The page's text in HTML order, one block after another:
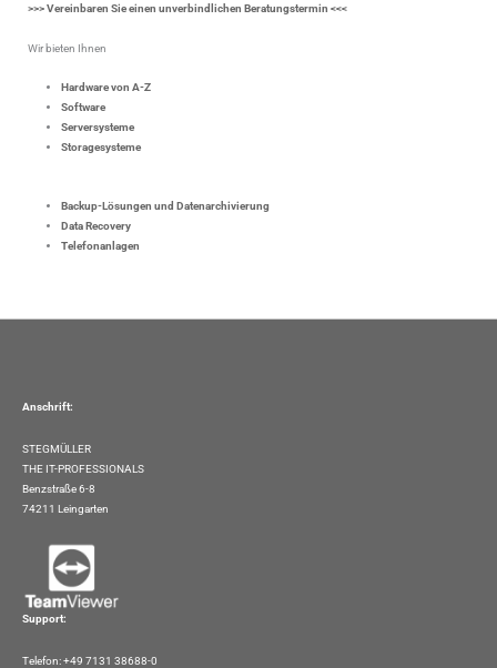
>>> Vereinbaren Sie einen unverbindlichen Beratungstermin <<<
Wir bieten Ihnen
Hardware von A-Z
Software
Serversysteme
Storagesysteme
Backup-Lösungen und Datenarchivierung
Data Recovery
Telefonanlagen
Anschrift:
STEGMÜLLER
THE IT-PROFESSIONALS
Benzstraße 6-8
74211 Leingarten
Support:
Telefon: +49 7131 38688-0